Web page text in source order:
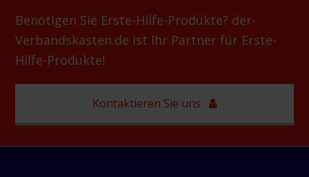
Benötigen Sie Erste-Hilfe-Produkte? der-
Verbandskasten.de ist Ihr Partner für Erste-
Hilfe-Produkte!
Kontaktieren Sie uns